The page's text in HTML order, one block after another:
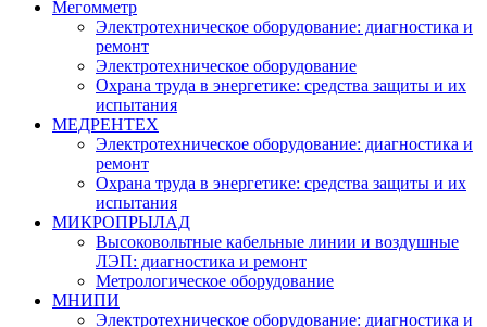
Мегомметр
Электротехническое оборудование: диагностика и
ремонт
Электротехническое оборудование
Охрана труда в энергетике: средства защиты и их
испытания
МЕДРЕНТЕХ
Электротехническое оборудование: диагностика и
ремонт
Охрана труда в энергетике: средства защиты и их
испытания
МИКРОПРЫЛАД
Высоковольтные кабельные линии и воздушные
ЛЭП: диагностика и ремонт
Метрологическое оборудование
МНИПИ
Электротехническое оборудование: диагностика и